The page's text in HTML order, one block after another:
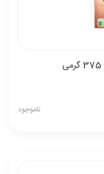
ناموجود